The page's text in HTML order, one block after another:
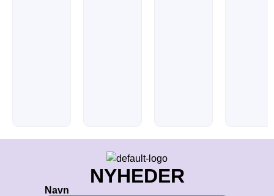
NYHEDER
Navn